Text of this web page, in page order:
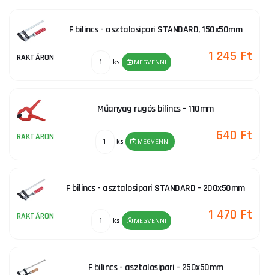
F bilincs - asztalosipari STANDARD, 150x50mm
RAKTÁRON ks MEGVENNI 1 245 Ft
Műanyag rugós bilincs - 110mm
RAKTÁRON ks MEGVENNI 640 Ft
F bilincs - asztalosipari STANDARD - 200x50mm
RAKTÁRON ks MEGVENNI 1 470 Ft
F bilincs - asztalosipari - 250x50mm